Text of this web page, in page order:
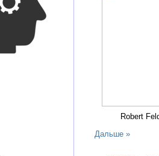
Robert
Дальше »